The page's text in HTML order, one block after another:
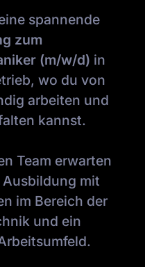
spannende
zum
(m/w/d) in
wo du von
arbeiten und
kannst.
Team erwarten
mit
im Bereich der
und ein